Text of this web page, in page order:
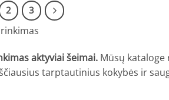
2 3
aktyviai šeimai. Mūsų kataloge
tarptautinius kokybės ir